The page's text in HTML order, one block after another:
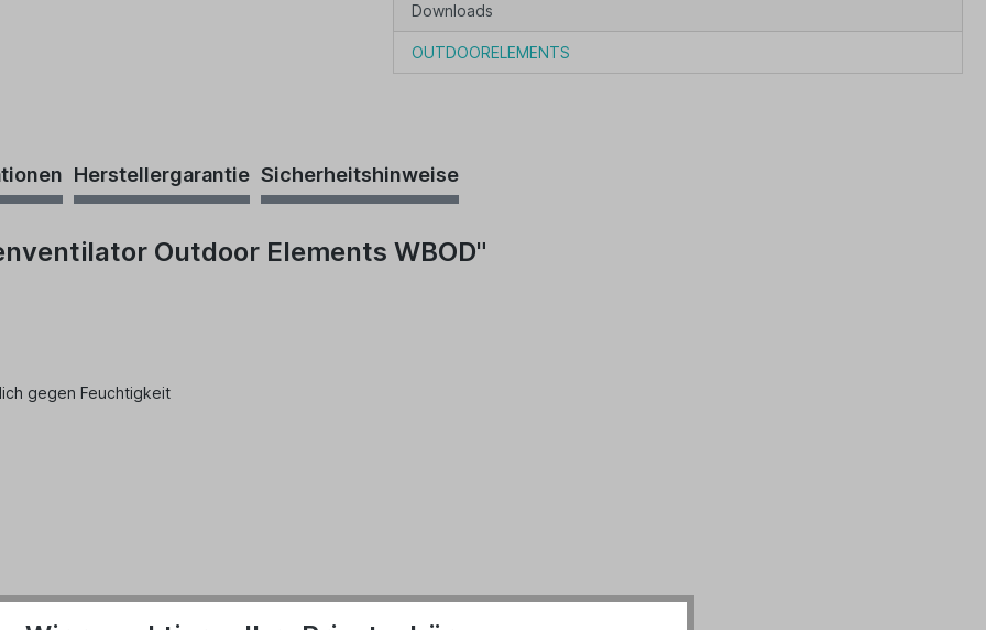
Downloads
OUTDOORELEMENTS
Herstellergarantie Sicherheitshinweise
Outdoor Elements WBOD"
gegen Feuchtigkeit